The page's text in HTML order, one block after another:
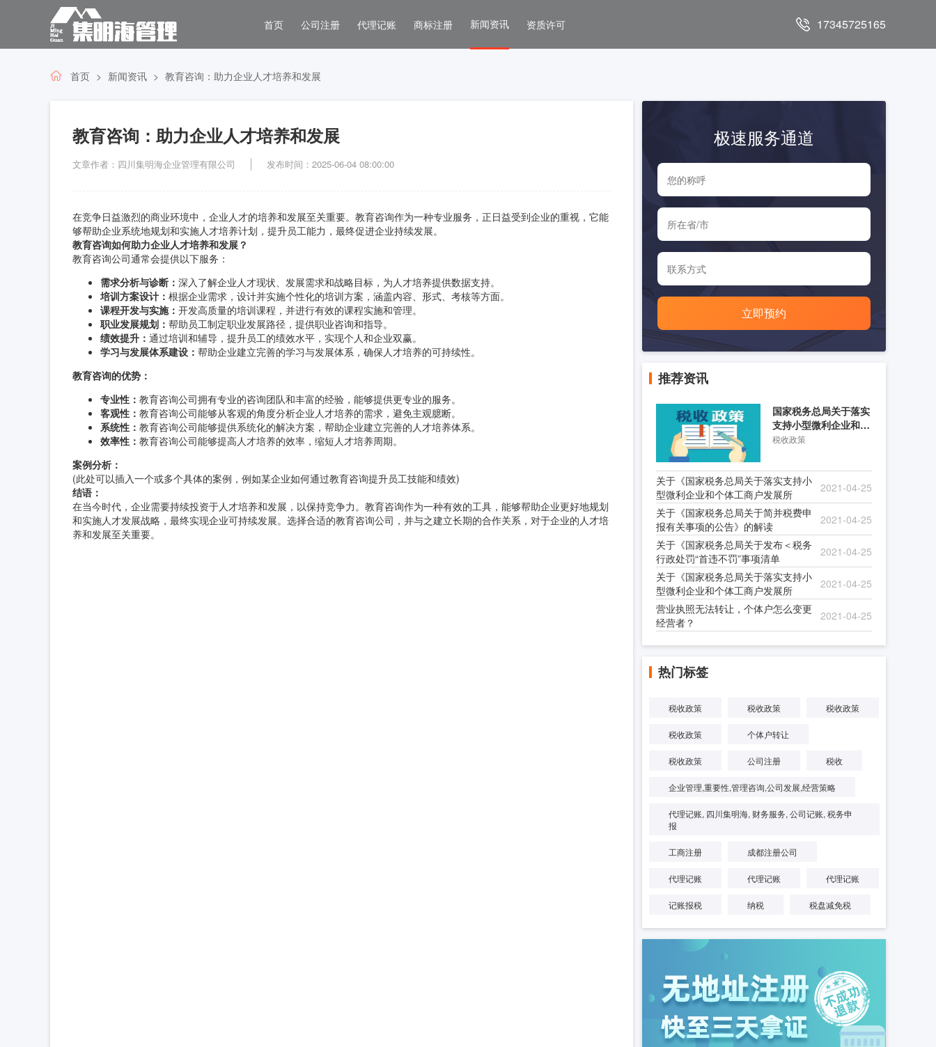
首页 公司注册 代理记账 商标注册 新闻资讯 资质许可 17345725165
首页 新闻资讯 教育咨询：助力企业人才培养和发展
教育咨询：助力企业人才培养和发展
文章作者：四川集明海企业管理有限公司 发布时间：2025-06-04 08:00:00
在竞争日益激烈的商业环境中，企业人才的培养和发展至关重要。教育咨询作为一种专业服务，正日益受到企业的重视，它能
够帮助企业系统地规划和实施人才培养计划，提升员工能力，最终促进企业持续发展。
教育咨询如何助力企业人才培养和发展？
教育咨询公司通常会提供以下服务：
需求分析与诊断： 深入了解企业人才现状、发展需求和战略目标，为人才培养提供数据支持。
培训方案设计： 根据企业需求，设计并实施个性化的培训方案，涵盖内容、形式、考核等方面。
课程开发与实施： 开发高质量的培训课程，并进行有效的课程实施和管理。
职业发展规划： 帮助员工制定职业发展路径，提供职业咨询和指导。
绩效提升： 通过培训和辅导，提升员工的绩效水平，实现个人和企业双赢。
学习与发展体系建设： 帮助企业建立完善的学习与发展体系，确保人才培养的可持续性。
教育咨询的优势：
专业性： 教育咨询公司拥有专业的咨询团队和丰富的经验，能够提供更专业的服务。
客观性： 教育咨询公司能够从客观的角度分析企业人才培养的需求，避免主观臆断。
系统性： 教育咨询公司能够提供系统化的解决方案，帮助企业建立完善的人才培养体系。
效率性： 教育咨询公司能够提高人才培养的效率，缩短人才培养周期。
案例分析：
(此处可以插入一个或多个具体的案例，例如某企业如何通过教育咨询提升员工技能和绩效)
结语：
在当今时代，企业需要持续投资于人才培养和发展，以保持竞争力。教育咨询作为一种有效的工具，能够帮助企业更好地规划
和实施人才发展战略，最终实现企业可持续发展。选择合适的教育咨询公司，并与之建立长期的合作关系，对于企业的人才培
养和发展至关重要。
极速服务通道
立即预约
推荐资讯
国家税务总局关于落实
支持小型微利企业和个
体工商户发展所得税优
税收政策
关于《国家税务总局关于落实支持小
型微利企业和个体工商户发展所
2021-04-25
关于《国家税务总局关于简并税费申
报有关事项的公告》的解读
2021-04-25
关于《国家税务总局关于发布＜税务
行政处罚“首违不罚”事项清单
2021-04-25
关于《国家税务总局关于落实支持小
型微利企业和个体工商户发展所
2021-04-25
营业执照无法转让，个体户怎么变更
经营者？
2021-04-25
热门标签
税收政策 税收政策 税收政策
税收政策 个体户转让
税收政策 公司注册 税收
企业管理,重要性,管理咨询,公司发展,经营策略
代理记账, 四川集明海, 财务服务, 公司记账, 税务申
报
工商注册 成都注册公司
代理记账 代理记账 代理记账
记账报税 纳税 税盘减免税